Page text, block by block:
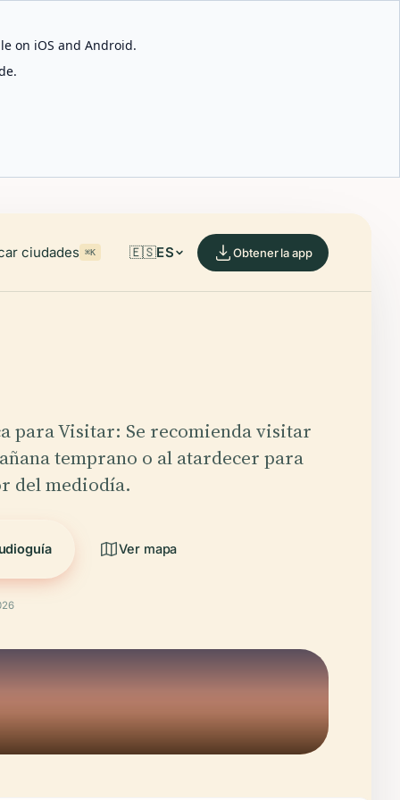
on iOS and Android.
ciudades ⌘K 🇪🇸ES Obtener la app
para Visitar: Se recomienda visitar
temprano o al atardecer para
del mediodía.
Ver mapa